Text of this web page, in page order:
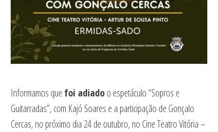
Informamos que foi adiadoo espetáculo “Sopros e
Guitarradas”, com Kajó Soares e a participação de Gonçalo
Cercas, no próximo dia 24 de outubro, no Cine Teatro Vitória –